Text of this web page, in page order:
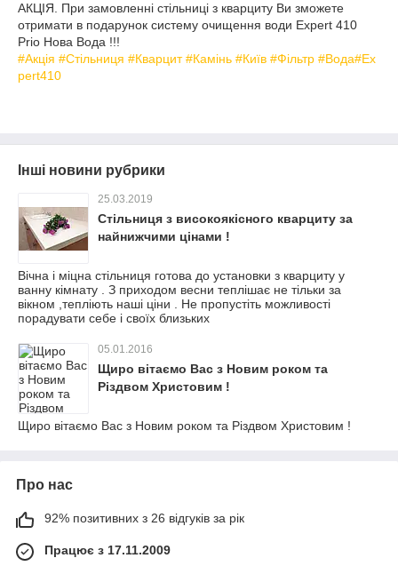
АКЦІЯ. При замовленні стільниці з кварциту Ви зможете
отримати в подарунок систему очищення води Expert 410
Prio Нова Вода !!!
#Акція #Стільниця #Кварцит #Камінь #Київ #Фільтр #Вода#Ex
pert410
Інші новини рубрики
25.03.2019
Стільниця з високоякісного кварциту за
найнижчими цінами !
Вічна і міцна стільниця готова до установки з кварциту у
ванну кімнату . З приходом весни теплішає не тільки за
вікном ,тепліють наші ціни . Не пропустіть можливості
порадувати себе і своїх близьких
05.01.2016
Щиро вітаємо Вас з Новим роком та
Різдвом Христовим !
Щиро вітаємо Вас з Новим роком та Різдвом Христовим !
Про нас
92% позитивних з 26 відгуків за рік
Працює з 17.11.2009